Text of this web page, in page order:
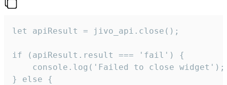
let apiResult = jivo_api.close();
if (apiResult.result === 'fail') {
    console.log('Failed to close widget');
} else {